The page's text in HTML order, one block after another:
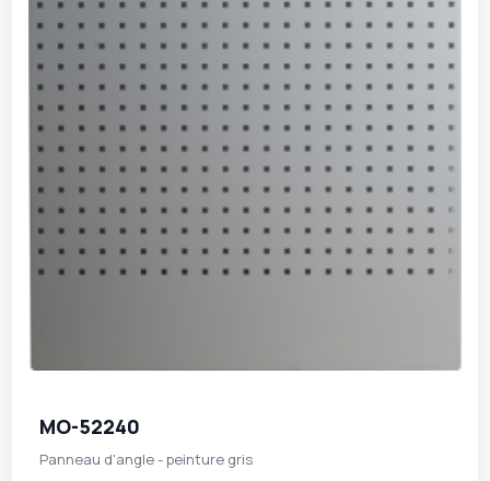
MO-52240
Panneau d'angle - peinture gris